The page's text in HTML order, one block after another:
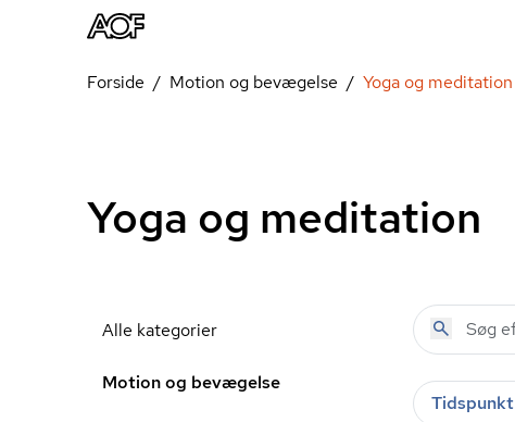
Forside Motion og bevægelse Yoga og meditation
Yoga og meditation
Alle kategorier
Motion og bevægelse
Tidspunkt